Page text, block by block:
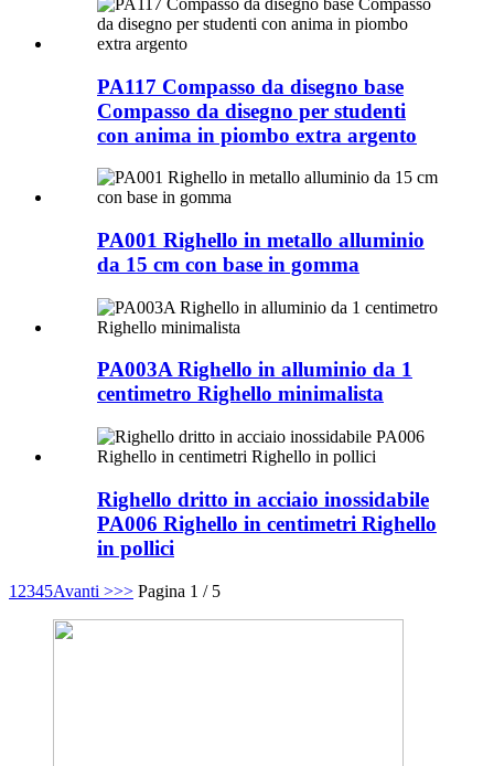
PA117 Compasso da disegno base
Compasso da disegno per studenti
con anima in piombo extra argento
PA001 Righello in metallo alluminio
da 15 cm con base in gomma
PA003A Righello in alluminio da 1
centimetro Righello minimalista
Righello dritto in acciaio inossidabile
PA006 Righello in centimetri Righello
in pollici
1 2345Avanti >>> Pagina 1 / 5